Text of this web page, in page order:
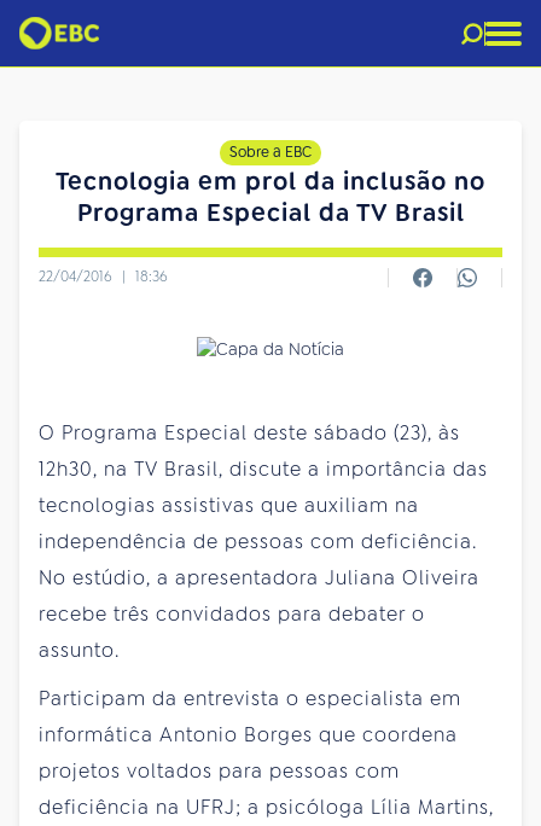
Sobre a EBC
Tecnologia em prol da inclusão no
Programa Especial da TV Brasil
22/04/2016 | 18:36
O Programa Especial deste sábado (23), às
12h30, na TV Brasil, discute a importância das
tecnologias assistivas que auxiliam na
independência de pessoas com deficiência.
No estúdio, a apresentadora Juliana Oliveira
recebe três convidados para debater o
assunto.
Participam da entrevista o especialista em
informática Antonio Borges que coordena
projetos voltados para pessoas com
deficiência na UFRJ; a psicóloga Lília Martins,